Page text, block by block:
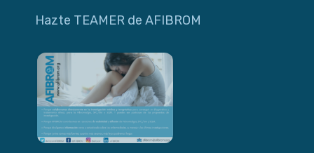
Hazte TEAMER de AFIBROM